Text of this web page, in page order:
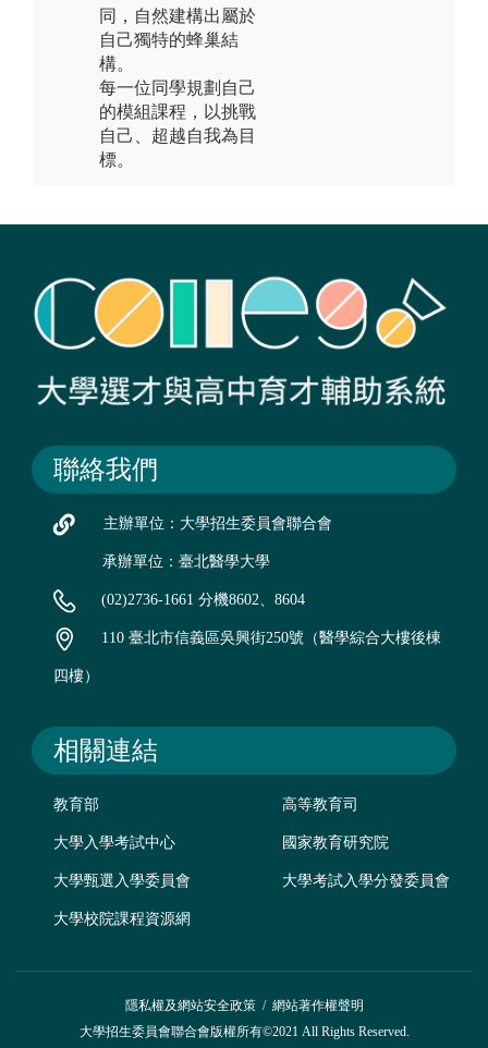
同，自然建構出屬於
自己獨特的蜂巢結
構。
每一位同學規劃自己
的模組課程，以挑戰
自己、超越自我為目
標。
聯絡我們
主辦單位：大學招生委員會聯合會
承辦單位：臺北醫學大學
(02)2736-1661 分機8602、8604
110 臺北市信義區吳興街250號（醫學綜合大樓後棟
四樓）
相關連結
教育部 高等教育司
大學入學考試中心 國家教育研究院
大學甄選入學委員會 大學考試入學分發委員會
大學校院課程資源網
隱私權及網站安全政策/ 網站著作權聲明
大學招生委員會聯合會版權所有©2021 All Rights Reserved.